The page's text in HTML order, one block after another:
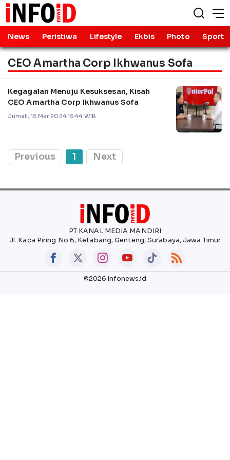
News Peristiwa Lifestyle Ekbis Photo Sport
CEO Amartha Corp Ikhwanus Sofa
Kegagalan Menuju Kesuksesan, Kisah
CEO Amartha Corp Ikhwanus Sofa
Jumat, 15 Mar 2024 15:44 WIB
Previous 1 Next
PT KANAL MEDIA MANDIRI
Jl. Kaca Piring No.6, Ketabang, Genteng, Surabaya, Jawa Timur
©2026 infonews.id